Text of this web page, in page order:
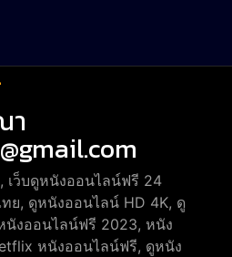
า
, เว็บดูหนังออนไลน์ฟรี 24
ย, ดูหนังออนไลน์ HD 4K, ดู
งออนไลน์ฟรี 2023, หนัง
หนังออนไลน์ฟรี, ดูหนัง